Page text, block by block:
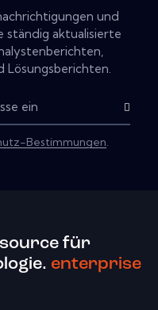
und
ständig aktualisierte
Lösungsberichten.
Subscribe
Bestimmungen.
für
enterprise